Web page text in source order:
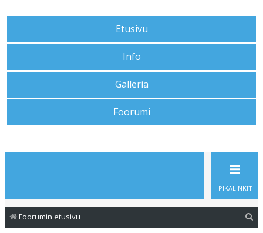
Etusivu
Info
Galleria
Foorumi
PIKALINKIT
Foorumin etusivu